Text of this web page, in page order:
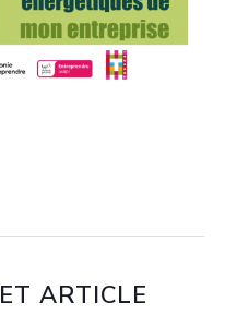
ARTICLE